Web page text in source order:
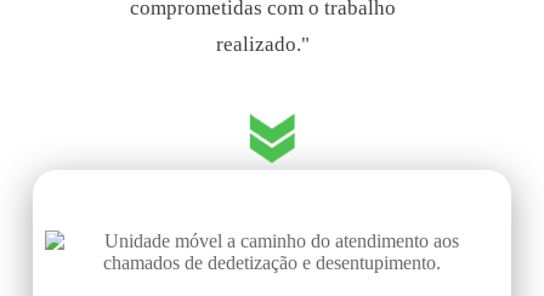
comprometidas com o trabalho
realizado."
PERTO